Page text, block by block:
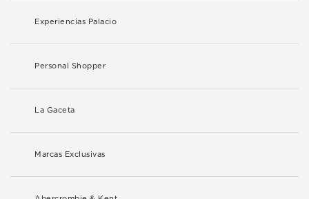
Experiencias Palacio
Personal Shopper
La Gaceta
Marcas Exclusivas